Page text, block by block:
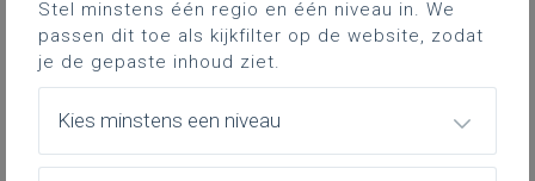
Hoe geef je
onderwijsarrangementen voor Leren
leren voor je leerlingen vorm?
De leerlingen in jouw groep beschikken niet
Stel minstens één regio en één niveau in. We
passen dit toe als kijkfilter op de website, zodat
je de gepaste inhoud ziet.
Kies minstens een niveau